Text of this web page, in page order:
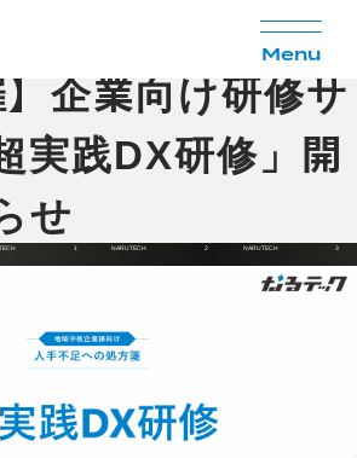
Menu
】企業向け研修サ
実践DX研修」開
せ
1 2 3